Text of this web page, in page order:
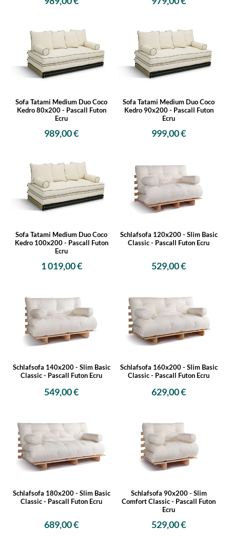
Sofa Tatami Medium Duo Coco
Kedro 80x200 - Pascall Futon
Ecru
989,00 €
Sofa Tatami Medium Duo Coco
Kedro 90x200 - Pascall Futon
Ecru
999,00 €
Sofa Tatami Medium Duo Coco
Kedro 100x200 - Pascall Futon
Ecru
1 019,00 €
Schlafsofa 120x200 - Slim Basic
Classic - Pascall Futon Ecru
529,00 €
Schlafsofa 140x200 - Slim Basic
Classic - Pascall Futon Ecru
549,00 €
Schlafsofa 160x200 - Slim Basic
Classic - Pascall Futon Ecru
629,00 €
Schlafsofa 180x200 - Slim Basic
Classic - Pascall Futon Ecru
689,00 €
Schlafsofa 90x200 - Slim
Comfort Classic - Pascall Futon
Ecru
529,00 €